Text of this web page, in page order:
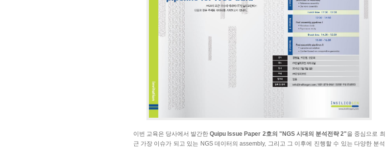
이번 교육은 당사에서 발간한Quipu Issue Paper 2호의 "NGS 시대의 분석전략 2"을 중심으로 최
근 가장 이슈가 되고 있는 NGS 데이터의 assembly, 그리고 그 이후에 진행할 수 있는 다양한 분석